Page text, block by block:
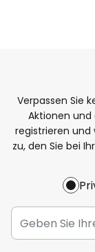
Verpassen Sie
Aktionen
registrieren und
zu, den Sie bei